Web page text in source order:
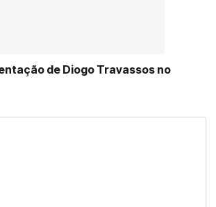
de Diogo Travassos no